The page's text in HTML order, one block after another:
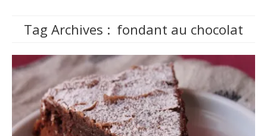
Tag Archives : fondant au chocolat